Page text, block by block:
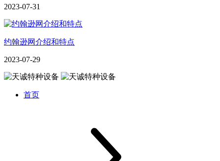
2023-07-31
约翰逊网介绍和特点
2023-07-29
首页